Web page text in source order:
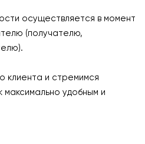
осуществляется в момент
(получателю,
клиента и стремимся
максимально удобным и